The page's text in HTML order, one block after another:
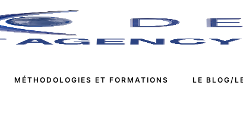
MÉTHODOLOGIES ET FORMATIONS LE BLOG/